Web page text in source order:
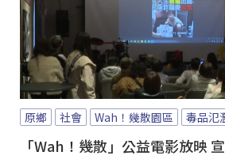
原鄉 社會 Wah！幾散園區 毒品氾
「Wah！幾散」公益電影放映